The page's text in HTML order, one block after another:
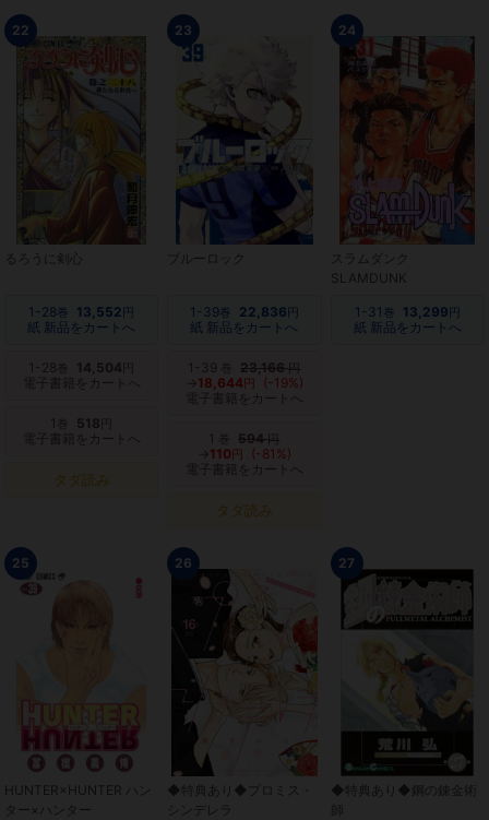
22
るろうに剣心
1-28巻 13,552 円
紙 新品をカートへ
1-28 巻 14,504
電子書籍をカートへ
1 巻 518
電子書籍をカートへ
タダ読み
23
ブルーロック
1-39巻 22,836 円
紙 新品をカートへ
1-39 巻 23,166円
18,644 円
(-19%)
電子書籍をカートへ
1 巻 594円
110 円
(-81%)
電子書籍をカートへ
タダ読み
24
スラムダンク
SLAMDUNK
1-31 巻 13,299 円
紙 新品をカートへ
25
HUNTER×HUNTER ハン
ター×ハンター
26
◆特典あり◆プロミス・
シンデレラ
27
◆特典あり◆鋼の錬金術